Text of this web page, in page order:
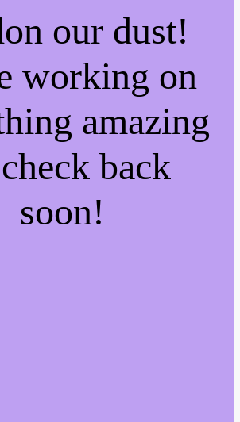
our dust!
working on
amazing
back
soon!